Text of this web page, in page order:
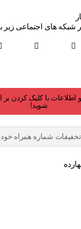
های اجتماعی زیر به
و اطلاعات با کلیک کردن
شوید!